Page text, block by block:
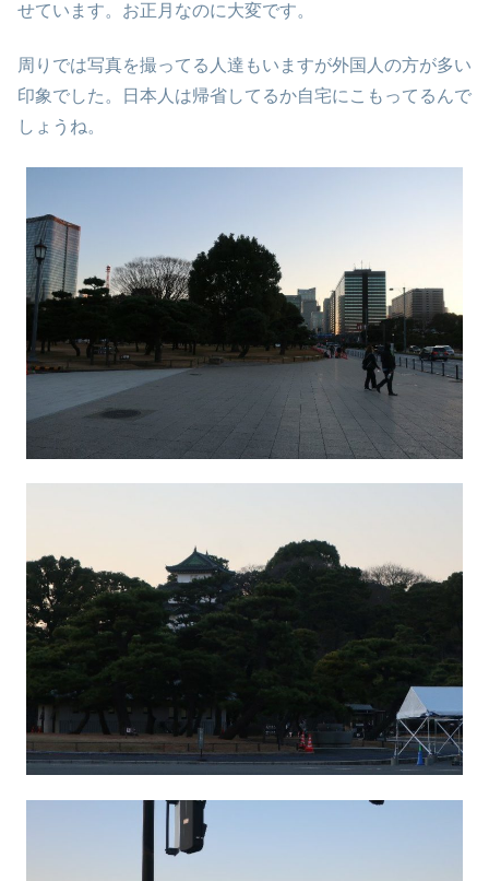
せています。お正月なのに大変です。
周りでは写真を撮ってる人達もいますが外国人の方が多い
印象でした。日本人は帰省してるか自宅にこもってるんで
しょうね。